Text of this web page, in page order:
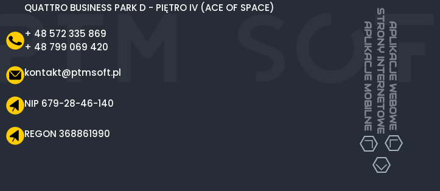
QUATTRO BUSINESS PARK D - PIĘTRO IV (ACE OF SPACE)
+ 48 572 335 869
+ 48 799 069 420
kontakt@ptmsoft.pl
NIP 679-28-46-140
REGON 368861990
APLIKACJE MOBILNESTRONY INTERNETOWEAPLIKACJE WEBOWE